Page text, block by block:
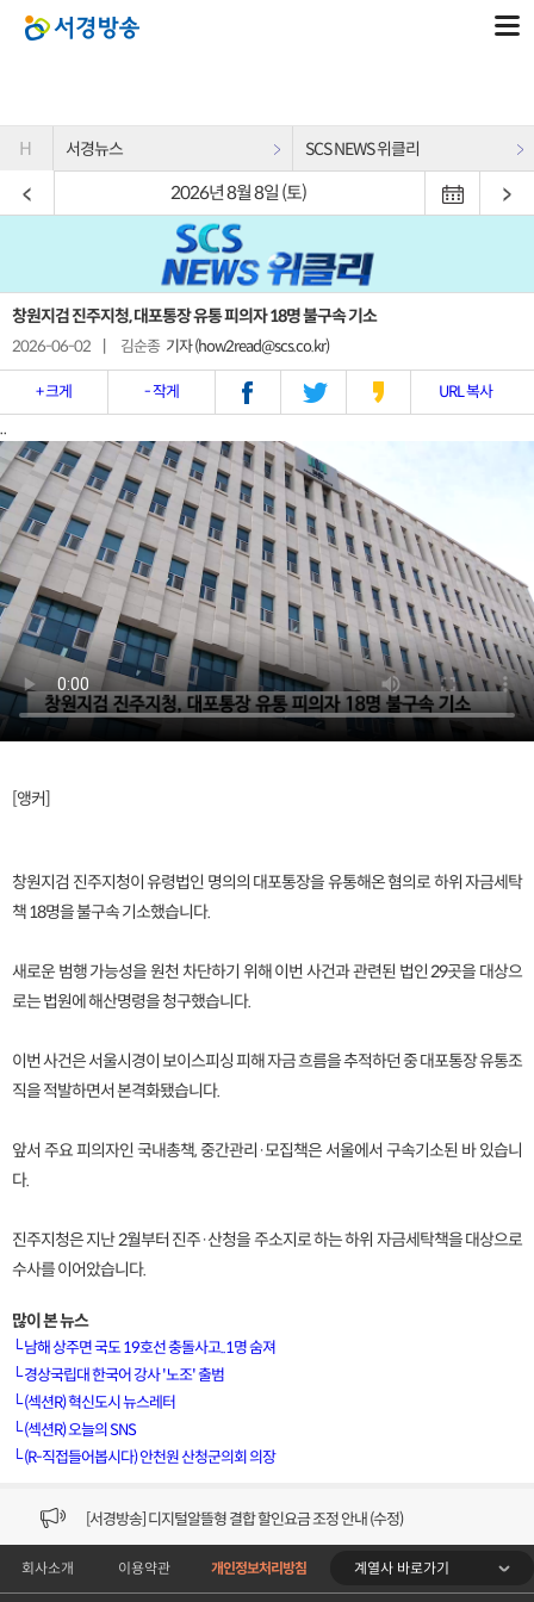
H 서경뉴스 SCS NEWS 위클리
2026년 8월 8일 (토)
창원지검 진주지청, 대포통장 유통 피의자 18명 불구속 기소
2026-06-02 김순종 기자 (how2read@scs.co.kr)
+ 크게 - 작게 URL 복사
..
[앵커]
창원지검 진주지청이 유령법인 명의의 대포통장을 유통해온 혐의로 하위 자금세탁
책 18명을 불구속 기소했습니다.
새로운 범행 가능성을 원천 차단하기 위해 이번 사건과 관련된 법인 29곳을 대상으
로는 법원에 해산명령을 청구했습니다.
이번 사건은 서울시경이 보이스피싱 피해 자금 흐름을 추적하던 중 대포통장 유통조
직을 적발하면서 본격화됐습니다.
앞서 주요 피의자인 국내총책, 중간관리·모집책은 서울에서 구속기소된 바 있습니
다.
진주지청은 지난 2월부터 진주·산청을 주소지로 하는 하위 자금세탁책을 대상으로
수사를 이어았습니다.
많이 본 뉴스
└남해 상주면 국도 19호선 충돌사고..1명 숨져
└경상국립대 한국어 강사 '노조' 출범
└(섹션R) 혁신도시 뉴스레터
└(섹션R) 오늘의 SNS
└(R-직접들어봅시다) 안천원 산청군의회 의장
[서경방송] 일부 채널편성 변경 안내의 건 (7/22)
[서경방송] 디지털알뜰형 결합 할인요금 조정 안내 (수정)
[공지] 개인정보처리방침 (Ver2.15) 개정의 건 (7/1)
회사소개 이용약관 개인정보처리방침 계열사 바로가기